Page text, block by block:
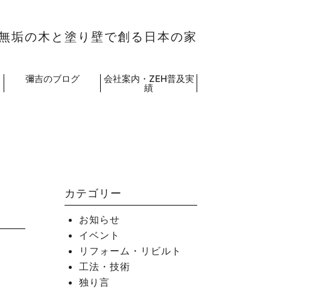
垢の木と塗り壁で創る日本の家
彌吉のブログ 会社案内・ZEH普及実
績
カテゴリー
お知らせ
イベント
リフォーム・リビルト
工法・技術
独り言